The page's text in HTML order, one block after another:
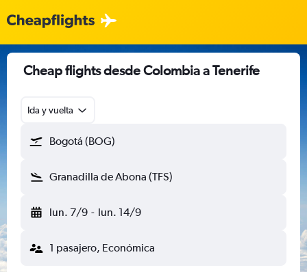
Cheap flights desde Colombia a Tenerife
Ida y vuelta
Bogotá (BOG)
Granadilla de Abona (TFS)
lun. 7/9 - lun. 14/9
1 pasajero, Económica